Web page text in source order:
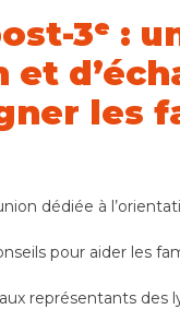
3ᵉ :
les
dédiée à
pour aider les
représentants des